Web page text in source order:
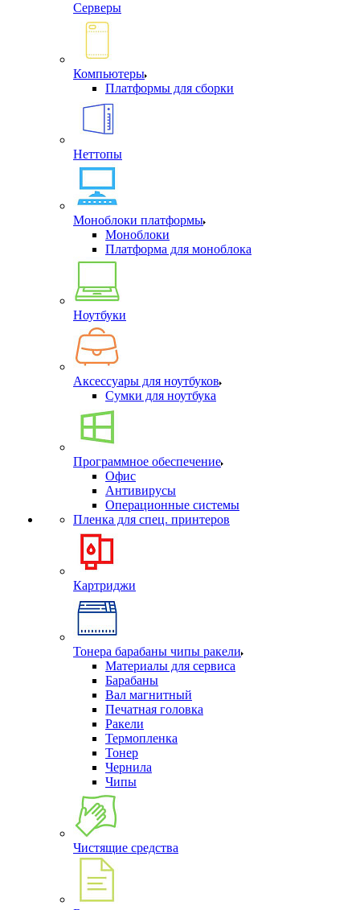
Серверы
Компьютеры
Платформы для сборки
Неттопы
Моноблоки платформы
Моноблоки
Платформа для моноблока
Ноутбуки
Аксессуары для ноутбуков
Сумки для ноутбука
Программное обеспечение
Офис
Антивирусы
Операционные системы
Пленка для спец. принтеров
Картриджи
Тонера барабаны чипы ракели
Материалы для сервиса
Барабаны
Вал магнитный
Печатная головка
Ракели
Термопленка
Тонер
Чернила
Чипы
Чистящие средства